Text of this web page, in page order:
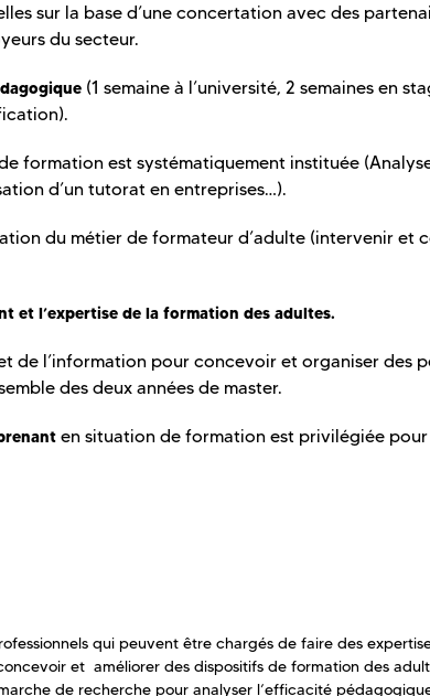
sur la base d’une concertation avec des
du secteur.
(1 semaine à l’université, 2 semaines en
formation est systématiquement instituée
d’un tutorat en entreprises…).
du métier de formateur d’adulte (intervenir et
et l’expertise de la formation des adultes.
de l’information pour concevoir et organiser des
des deux années de master.
en situation de formation est privilégiée
qui peuvent être chargés de faire des
et améliorer des dispositifs de formation des
de recherche pour analyser l’efficacité